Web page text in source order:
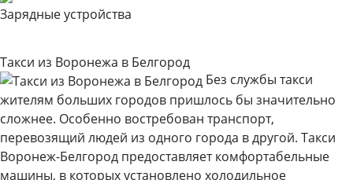
Зарядные устройства
Такси из Воронежа в Белгород
Без службы такси
жителям больших городов пришлось бы значительно
сложнее. Особенно востребован транспорт,
перевозящий людей из одного города в другой. Такси
Воронеж-Белгород предоставляет комфортабельные
машины, в которых установлено холодильное